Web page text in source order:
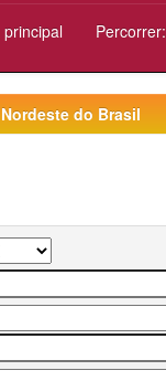
Percorrer:
do Brasil